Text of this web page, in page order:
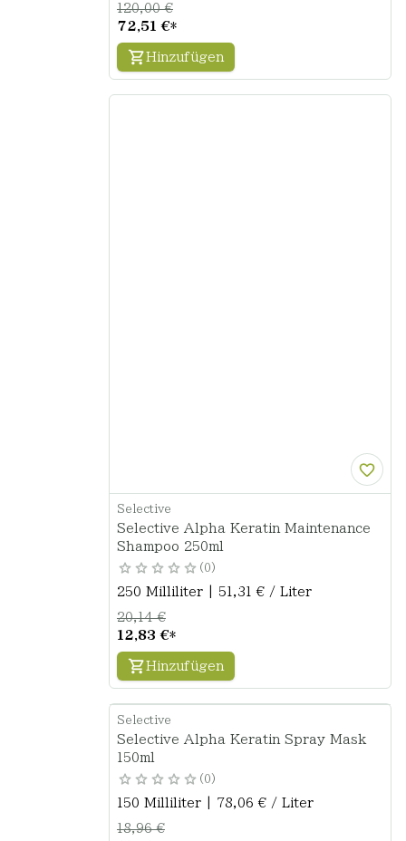
72,51 €*
120,00 €
Hinzufügen
Selective
Selective Alpha Keratin Maintenance
Shampoo 250ml
0
250 Milliliter | 51,31 € / Liter
12,83 €*
20,14 €
Hinzufügen
Selective
Selective Alpha Keratin Spray Mask
150ml
0
150 Milliliter | 78,06 € / Liter
18,96 €